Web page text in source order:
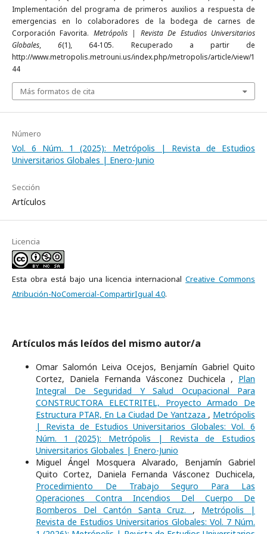
Implementación del programa de primeros auxilios a respuesta de
emergencias en lo colaboradores de la bodega de carnes de
Corporación Favorita. Metrópolis | Revista De Estudios Universitarios
Globales,6(1), 64-105. Recuperado a partir de
http://www.metropolis.metrouni.us/index.php/metropolis/article/view/1
44
Más formatos de cita
Número
Vol. 6 Núm. 1 (2025): Metrópolis | Revista de Estudios
Universitarios Globales | Enero-Junio
Sección
Artículos
Licencia
Esta obra está bajo una licencia internacionalCreative Commons
Atribución-NoComercial-CompartirIgual 4.0.
Artículos más leídos del mismo autor/a
Omar Salomón Leiva Ocejos, Benjamín Gabriel Quito
Cortez, Daniela Fernanda Vásconez Duchicela , Plan
Integral De Seguridad Y Salud Ocupacional Para
CONSTRUCTORA ELECTRITEL, Proyecto Armado De
Estructura PTAR, En La Ciudad De Yantzaza , Metrópolis
| Revista de Estudios Universitarios Globales: Vol. 6
Núm. 1 (2025): Metrópolis | Revista de Estudios
Universitarios Globales | Enero-Junio
Miguel Ángel Mosquera Alvarado, Benjamín Gabriel
Quito Cortez, Daniela Fernanda Vásconez Duchicela,
Procedimiento De Trabajo Seguro Para Las
Operaciones Contra Incendios Del Cuerpo De
Bomberos Del Cantón Santa Cruz. , Metrópolis |
Revista de Estudios Universitarios Globales: Vol. 7 Núm.